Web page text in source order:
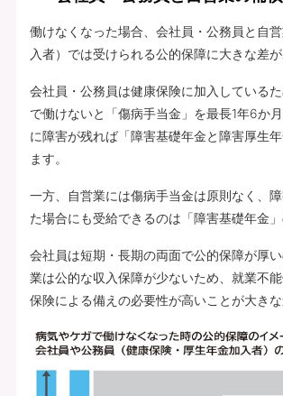
働けなくなった場合、会社員・公務員と自
入者）では受けられる公的保障に大きな差が
会社員・公務員は健康保険に加入している
で働けないと「傷病手当金」を最長1年6か
に障害が残れば「障害基礎年金と障害厚生
ます。
一方、自営業には傷病手当金は原則なく、
た場合にも受給できるのは「障害基礎年金」
会社員は短期・長期の両面で公的保障が厚
業は公的な収入保障が少ないため、就業不
保険による備えの必要性が高いことが大きな